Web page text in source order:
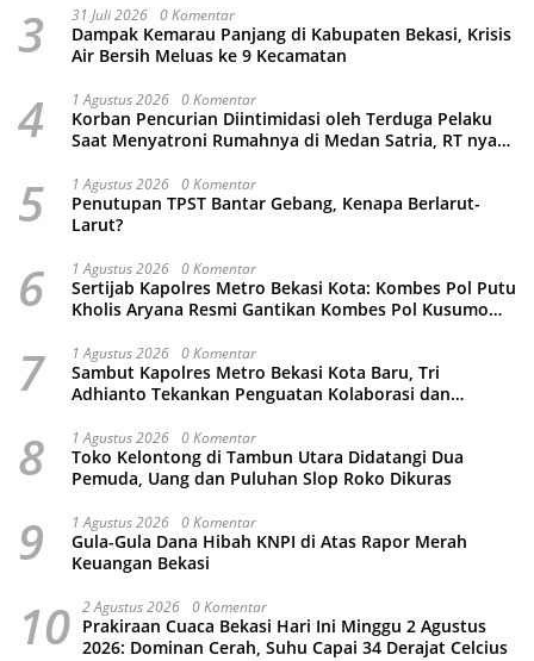
3 31 Juli 2026 0 Komentar
Dampak Kemarau Panjang di Kabupaten Bekasi, Krisis
Air Bersih Meluas ke 9 Kecamatan
4 1 Agustus 2026 0 Komentar
Korban Pencurian Diintimidasi oleh Terduga Pelaku
Saat Menyatroni Rumahnya di Medan Satria, RT nya
5 1 Agustus 2026 0 Komentar
Penutupan TPST Bantar Gebang, Kenapa Berlarut-
Larut?
6 1 Agustus 2026 0 Komentar
Sertijab Kapolres Metro Bekasi Kota: Kombes Pol Putu
Kholis Aryana Resmi Gantikan Kombes Pol Kusumo
7 1 Agustus 2026 0 Komentar
Sambut Kapolres Metro Bekasi Kota Baru, Tri
Adhianto Tekankan Penguatan Kolaborasi dan
8 1 Agustus 2026 0 Komentar
Toko Kelontong di Tambun Utara Didatangi Dua
Pemuda, Uang dan Puluhan Slop Roko Dikuras
9 1 Agustus 2026 0 Komentar
Gula-Gula Dana Hibah KNPI di Atas Rapor Merah
Keuangan Bekasi
10 2 Agustus 2026 0 Komentar
Prakiraan Cuaca Bekasi Hari Ini Minggu 2 Agustus
2026: Dominan Cerah, Suhu Capai 34 Derajat Celcius